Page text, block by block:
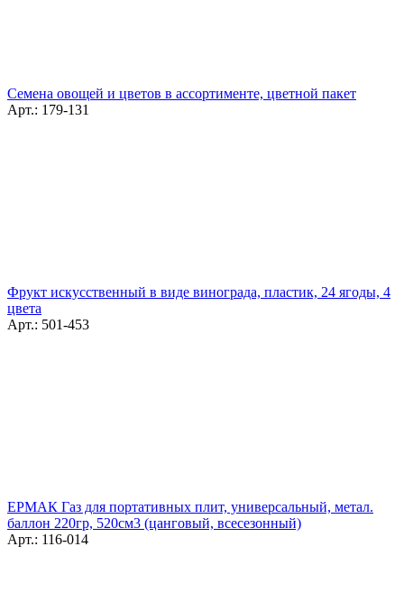
Семена овощей и цветов в ассортименте, цветной пакет
Арт.: 179-131
Фрукт искусственный в виде винограда, пластик, 24 ягоды, 4
цвета
Арт.: 501-453
ЕРМАК Газ для портативных плит, универсальный, метал.
баллон 220гр, 520см3 (цанговый, всесезонный)
Арт.: 116-014